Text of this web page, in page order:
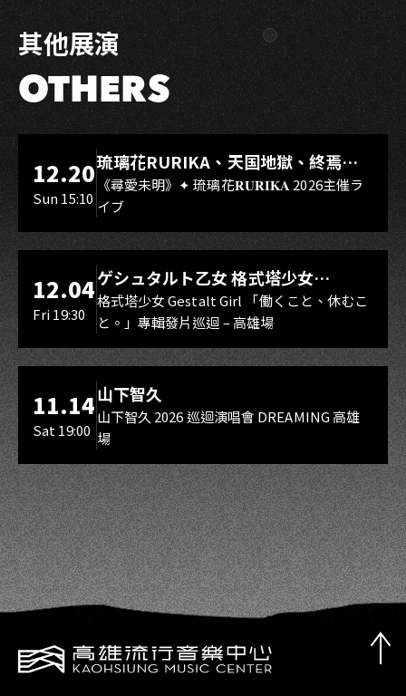
其他展演
OTHERS
LIVE WAREHOUSE 小庫
12.20
Sun 15:10
琉璃花RURIKA、天国地獄、終焉
Rebirth、DUALIA、無我夢中、花奏
スマイル（O.A.）
《尋愛未明》✦ 琉璃花𝐑𝐔𝐑𝐈𝐊𝐀 2026主催ラ
イブ
LIVE WAREHOUSE 小庫
12.04
Fri 19:30
ゲシュタルト乙女 格式塔少女
Gestalt Girl
格式塔少女 Gestalt Girl 「働くこと、休むこ
と。」專輯發片巡迴 – 高雄場
11.14
Sat 19:00
山下智久
山下智久 2026 巡迴演唱會 DREAMING 高雄
場